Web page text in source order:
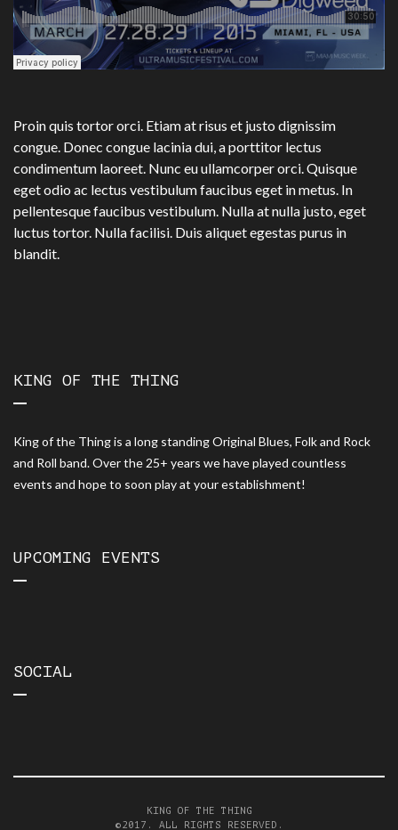
Proin quis tortor orci. Etiam at risus et justo dignissim
congue. Donec congue lacinia dui, a porttitor lectus
condimentum laoreet. Nunc eu ullamcorper orci. Quisque
eget odio ac lectus vestibulum faucibus eget in metus. In
pellentesque faucibus vestibulum. Nulla at nulla justo, eget
luctus tortor. Nulla facilisi. Duis aliquet egestas purus in
blandit.
KING OF THE THING
King of the Thing is a long standing Original Blues, Folk and Rock
and Roll band. Over the 25+ years we have played countless
events and hope to soon play at your establishment!
UPCOMING EVENTS
SOCIAL
KING OF THE THING
©2017. ALL RIGHTS RESERVED.